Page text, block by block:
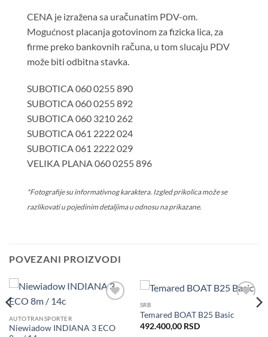
CENA je izražena sa uračunatim PDV-om.
Mogućnost placanja gotovinom za fizicka lica, za
firme preko bankovnih računa, u tom slucaju PDV
može biti odbitna stavka.
SUBOTICA 060 0255 890
SUBOTICA 060 0255 892
SUBOTICA 060 3210 262
SUBOTICA 061 2222 024
SUBOTICA 061 2222 029
VELIKA PLANA 060 0255 896
*Fotografije su informativnog karaktera. Izgled prikolica može se
razlikovati u pojedinim detaljima u odnosu na prikazane.
POVEZANI PROIZVODI
želja
AUTOTRANSPORTER
Niewiadow INDIANA 3 ECO
SRB
Temared BOAT B25 Basic
492.400,00 RSD